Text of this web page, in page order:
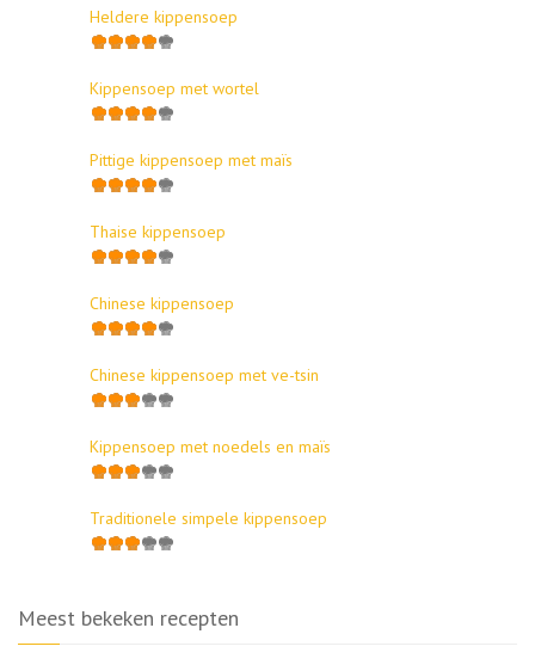
Heldere kippensoep
Kippensoep met wortel
Pittige kippensoep met maïs
Thaise kippensoep
Chinese kippensoep
Chinese kippensoep met ve-tsin
Kippensoep met noedels en maïs
Traditionele simpele kippensoep
Meest bekeken recepten